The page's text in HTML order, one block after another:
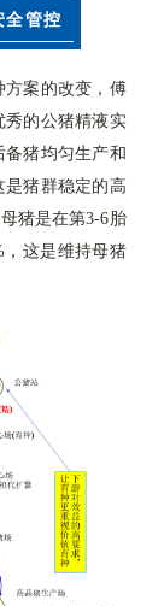
全管控
方案的改变，傅
秀的公猪精液实
猪均匀生产和
是猪群稳定的高
猪是在第3-6胎
，这是维持母猪